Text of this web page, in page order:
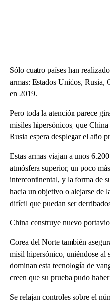
Sólo cuatro países han
armas: Estados Unidos, Rusia,
en 2019.
Pero toda la atención parece
misiles hipersónicos, que
Rusia espera desplegar el año
Estas armas viajan a unos
atmósfera superior, un poco
intercontinental, y la forma de
hacia un objetivo o alejarse de
difícil que puedan ser
China construye nuevo
Corea del Norte también
misil hipersónico, uniéndose al
dominan esta tecnología de
creen que su prueba pudo
Se relajan controles sobre el